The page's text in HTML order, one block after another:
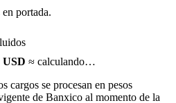
portada.
USD ≈ calculando…
cargos se procesan en pesos
de Banxico al momento de la